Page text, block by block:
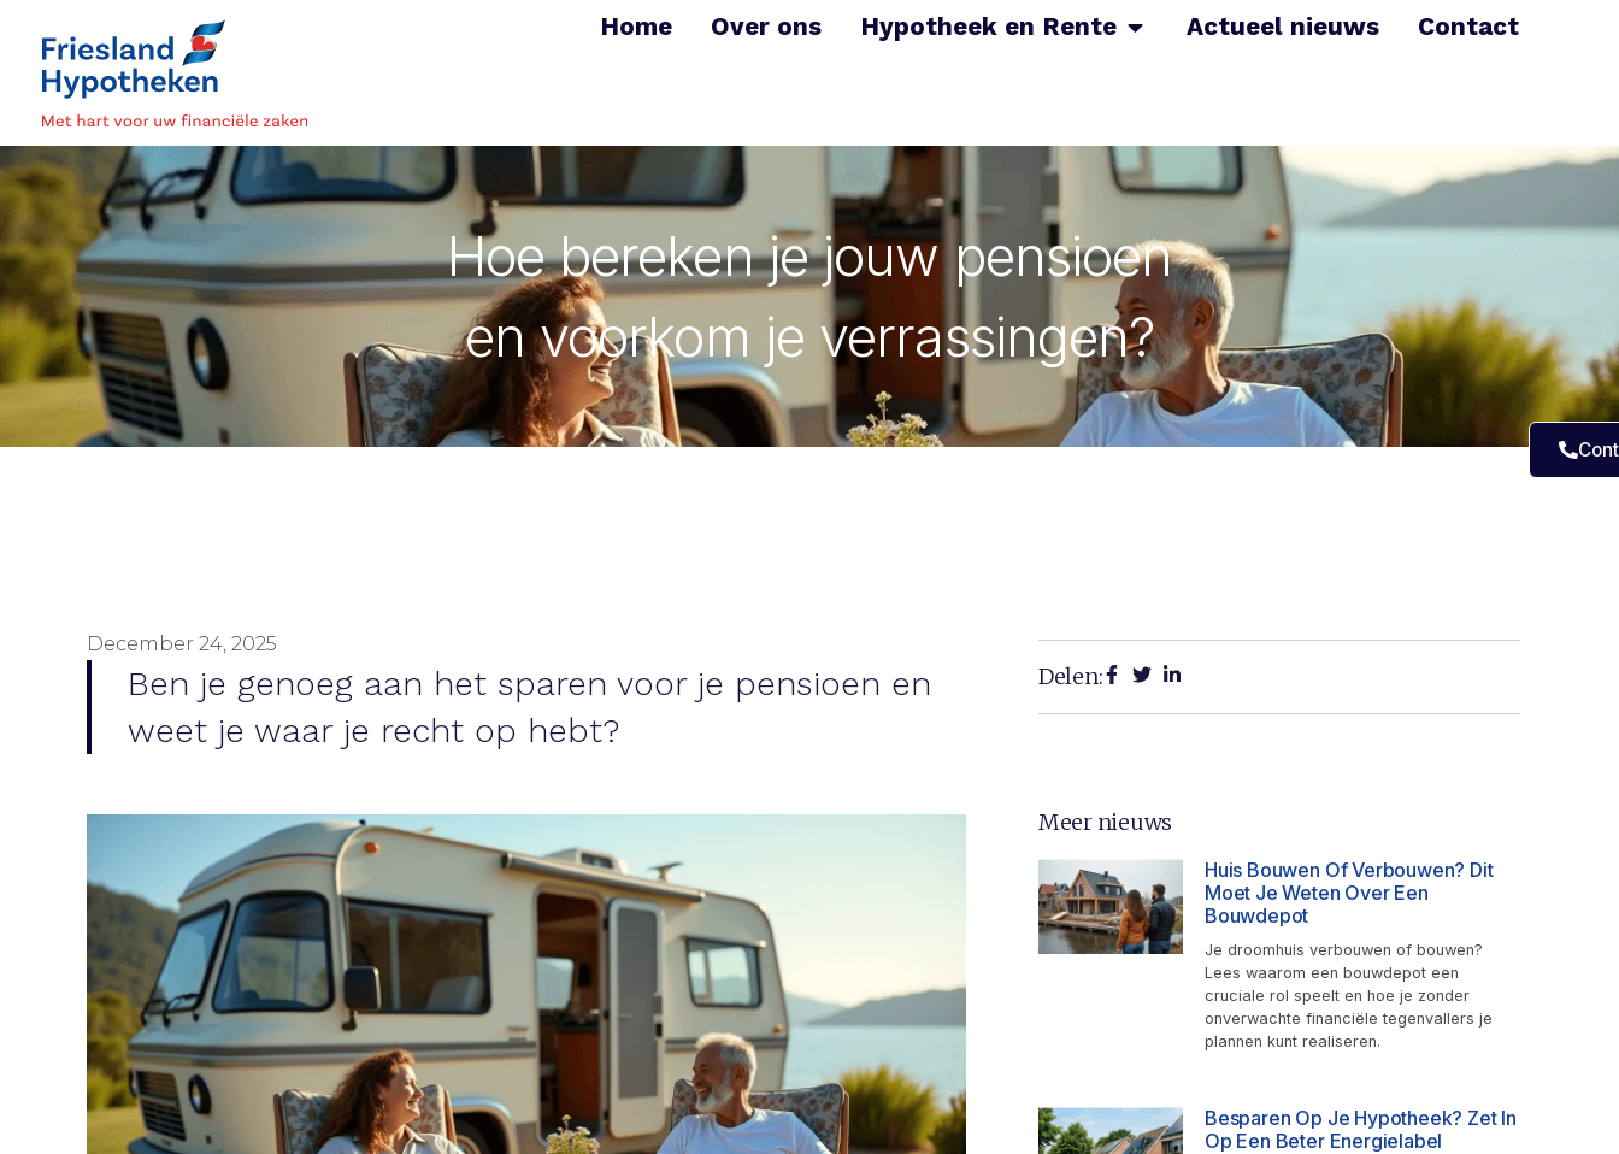
Home Over ons Hypotheek en Rente Actueel nieuws Contact
Hoe bereken je jouw pensioen
en voorkom je verrassingen?
December 24, 2025
Ben je genoeg aan het sparen voor je pensioen en
weet je waar je recht op hebt?
Delen:
Meer nieuws
Huis Bouwen Of Verbouwen? Dit
Moet Je Weten Over Een
Bouwdepot
Je droomhuis verbouwen of bouwen?
Lees waarom een bouwdepot een
cruciale rol speelt en hoe je zonder
onverwachte financiële tegenvallers je
plannen kunt realiseren.
Besparen Op Je Hypotheek? Zet In
Op Een Beter Energielabel